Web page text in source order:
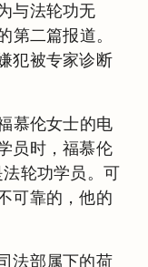
与法轮功无
第二篇报道。
犯被专家诊断
慕伦女士的电
员时，福慕伦
轮功学员。可
可靠的，他的
法部属下的荷